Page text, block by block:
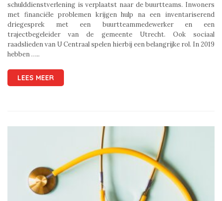
schulddienstverlening is verplaatst naar de buurtteams. Inwoners
met financiële problemen krijgen hulp na een inventariserend
driegesprek met een buurtteammedewerker en een
trajectbegeleider van de gemeente Utrecht. Ook sociaal
raadslieden van U Centraal spelen hierbij een belangrijke rol. In 2019
hebben …..
LEES MEER